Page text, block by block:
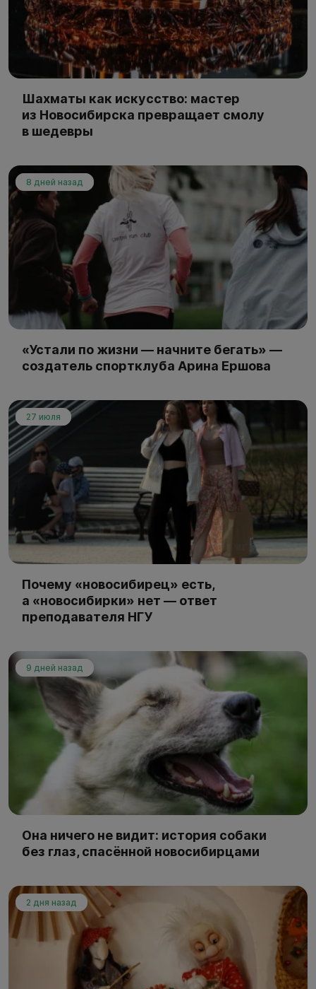
Шахматы как искусство: мастер
из Новосибирска превращает смолу
в шедевры
8 дней назад
«Устали по жизни — начните бегать» —
создатель спортклуба Арина Ершова
27 июля
Почему «новосибирец» есть,
а «новосибирки» нет — ответ
преподавателя НГУ
9 дней назад
Она ничего не видит: история собаки
без глаз, спасённой новосибирцами
2 дня назад